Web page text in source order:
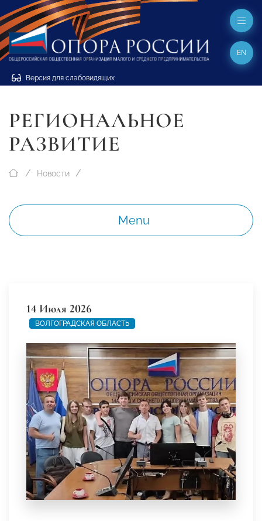
Версия для слабовидящих
EN
РЕГИОНАЛЬНОЕ
РАЗВИТИЕ
Новости
Menu
14 Июля 2026
ВОЛГОГРАДСКАЯ ОБЛАСТЬ